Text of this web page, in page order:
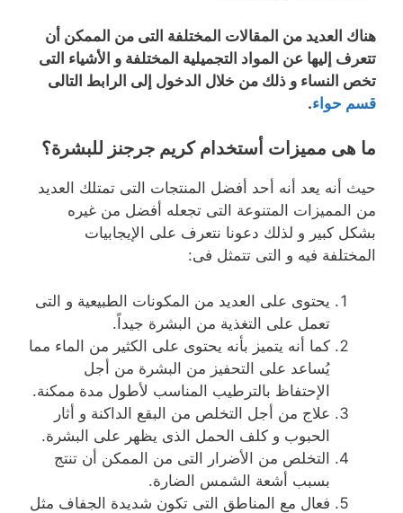
هناك العديد من المقالات المختلفة التى من الممكن أن
تتعرف إليها عن المواد التجميلية المختلفة و الأشياء التى
تخص النساء و ذلك من خلال الدخول إلى الرابط التالى
قسم حواء.
ما هى مميزات أستخدام كريم جرجنز للبشرة؟
حيث أنه يعد أنه أحد أفضل المنتجات التى تمتلك العديد
من المميزات المتنوعة التى تجعله أفضل من غيره
بشكل كبير و لذلك دعونا نتعرف على الإيجابيات
المختلفة فيه و التى تتمثل فى:
يحتوى على العديد من المكونات الطبيعية و التى
تعمل على التغذية من البشرة جيداً.
كما أنه يتميز بأنه يحتوى على الكثير من الماء مما
يُساعد على التحفيز من البشرة من أجل
الإحتفاظ بالترطيب المناسب لأطول مدة ممكنة.
علاج من أجل التخلص من البقع الداكنة و أثار
الحبوب و كلف الحمل الذى يظهر على البشرة.
التخلص من الأضرار التى من الممكن أن تنتج
بسبب أشعة الشمس الضارة.
فعال مع المناطق التى تكون شديدة الجفاف مثل